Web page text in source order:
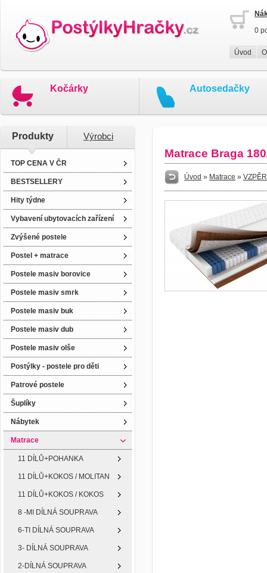
0
Úvod
Kočárky Autosedačky
Produkty Výrobci
TOP CENA V ČR
BESTSELLERY
Hity týdne
Vybavení ubytovacích zařízení
Zvýšené postele
Postel + matrace
Postele masiv borovice
Postele masiv smrk
Postele masiv buk
Postele masiv dub
Postele masiv olše
Postýlky - postele pro děti
Patrové postele
Šuplíky
Nábytek
Matrace
11 DÍLŮ+POHANKA
11 DÍLŮ+KOKOS / MOLITAN
11 DÍLŮ+KOKOS / KOKOS
8 -MI DÍLNÁ SOUPRAVA
6-TI DÍLNÁ SOUPRAVA
3- DÍLNÁ SOUPRAVA
2-DÍLNÁ SOUPRAVA
Matrace Braga
Úvod » Matrace »